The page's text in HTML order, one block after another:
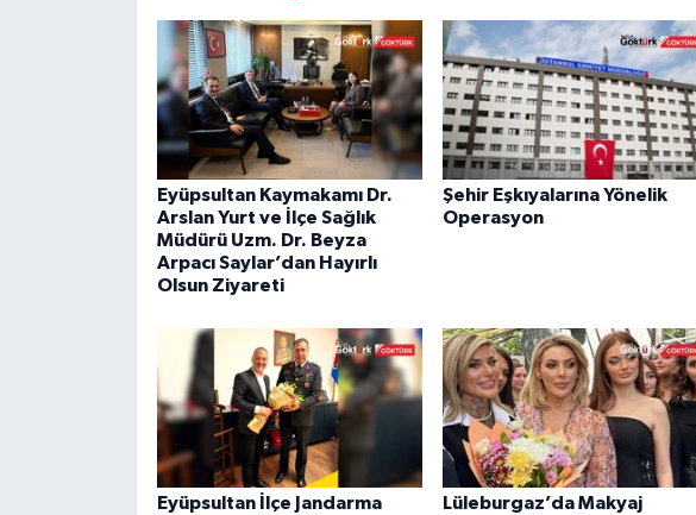
Eyüpsultan Kaymakamı Dr.
Arslan Yurt ve İlçe Sağlık
Müdürü Uzm. Dr. Beyza
Arpacı Saylar’dan Hayırlı
Olsun Ziyareti
Şehir Eşkıyalarına Yönelik
Operasyon
Eyüpsultan İlçe Jandarma
Lüleburgaz’da Makyaj